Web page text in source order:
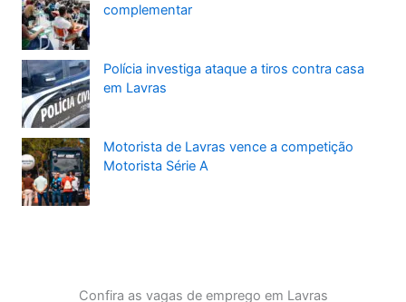
complementar
Polícia investiga ataque a tiros contra casa
em Lavras
Motorista de Lavras vence a competição
Motorista Série A
Confira as vagas de emprego em Lavras